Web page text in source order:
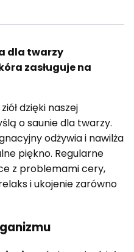
dla twarzy
zasługuje na
dzięki naszej
o saunie dla twarzy.
odżywia i nawilża
piękno. Regularne
z problemami cery,
i ukojenie zarówno